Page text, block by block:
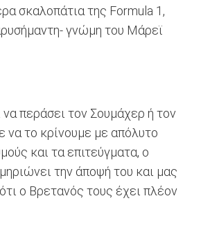
σκαλοπάτια της Formula 1,
γνώμη του Μάρεϊ
περάσει τον Σουμάχερ ή τον
να το κρίνουμε με απόλυτο
και τα επιτεύγματα, ο
την άποψή του και μας
ο Βρετανός τους έχει πλέον